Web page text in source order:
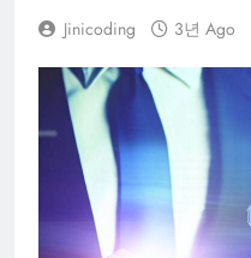
Jinicoding 3년 Ago